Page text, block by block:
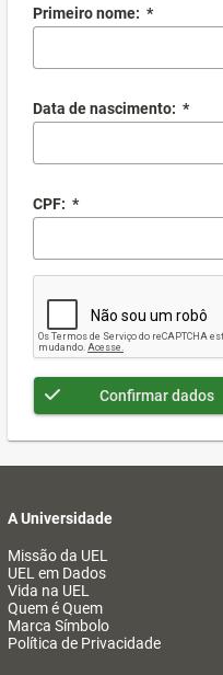
Primeiro nome: *
Data de nascimento: *
CPF: *
Confirmar dados
A Universidade
Missão da UEL
UEL em Dados
Vida na UEL
Quem é Quem
Marca Símbolo
Política de Privacidade